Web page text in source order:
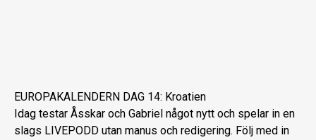
EUROPAKALENDERN DAG 14: Kroatien
Idag testar Åsskar och Gabriel något nytt och spelar in en
slags LIVEPODD utan manus och redigering. Följ med in